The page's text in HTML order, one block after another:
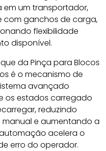
em um transportador,
ganchos de carga,
flexibilidade
disponível.
da Pinça para Blocos
é o mecanismo de
avançado
os estados carregado
reduzindo
e aumentando a
acelera o
erro do operador.